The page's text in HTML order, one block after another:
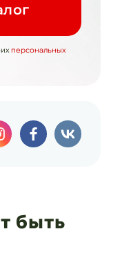
персональных
быть